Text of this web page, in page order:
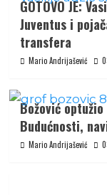
GOTOVO JE:
Juventus i
transfera
Mario Andrijašević
Božović
Budućnosti,
Mario Andrijašević